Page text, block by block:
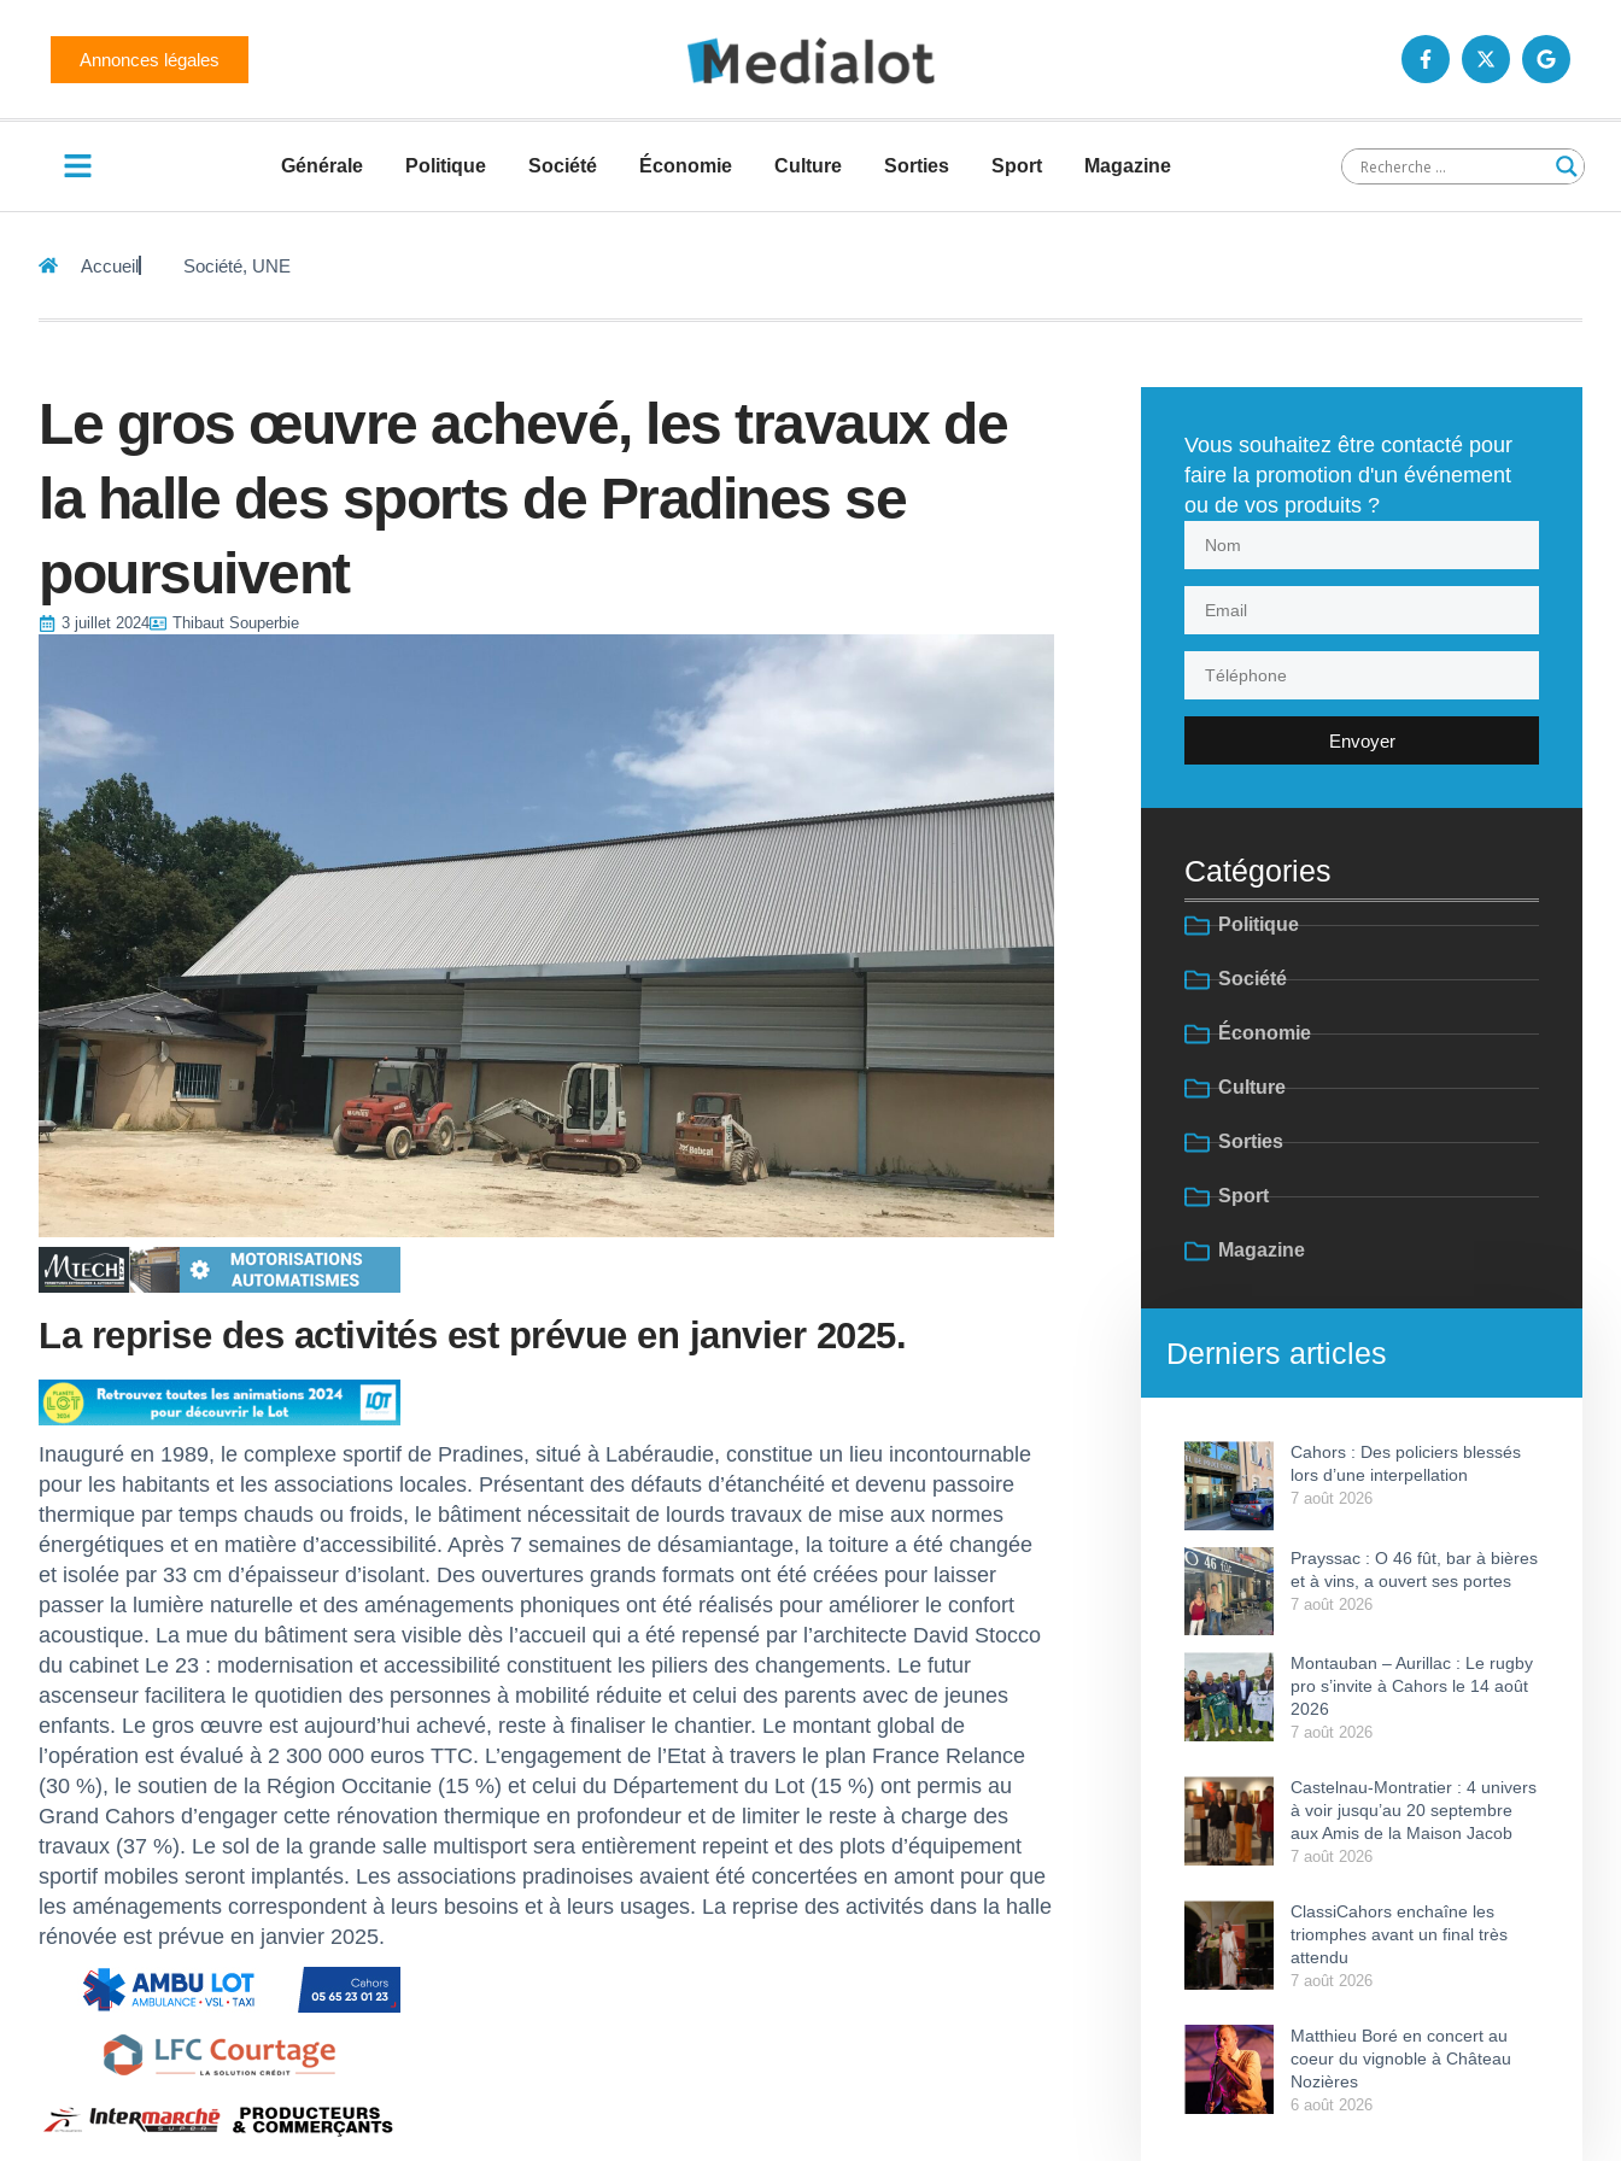
Annonces légales
Générale Politique Société Économie Culture Sorties Sport Magazine
Accueil Société, UNE
Le gros œuvre achevé, les travaux de
la halle des sports de Pradines se
poursuivent
3 juillet 2024 Thibaut Souperbie
La reprise des activités est prévue en janvier 2025.
Inauguré en 1989, le complexe sportif de Pradines, situé à Labéraudie, constitue un lieu incontournable
pour les habitants et les associations locales. Présentant des défauts d’étanchéité et devenu passoire
thermique par temps chauds ou froids, le bâtiment nécessitait de lourds travaux de mise aux normes
énergétiques et en matière d’accessibilité. Après 7 semaines de désamiantage, la toiture a été changée
et isolée par 33 cm d’épaisseur d’isolant. Des ouvertures grands formats ont été créées pour laisser
passer la lumière naturelle et des aménagements phoniques ont été réalisés pour améliorer le confort
acoustique. La mue du bâtiment sera visible dès l’accueil qui a été repensé par l’architecte David Stocco
du cabinet Le 23 : modernisation et accessibilité constituent les piliers des changements. Le futur
ascenseur facilitera le quotidien des personnes à mobilité réduite et celui des parents avec de jeunes
enfants. Le gros œuvre est aujourd’hui achevé, reste à finaliser le chantier. Le montant global de
l’opération est évalué à 2 300 000 euros TTC. L’engagement de l’Etat à travers le plan France Relance
(30 %), le soutien de la Région Occitanie (15 %) et celui du Département du Lot (15 %) ont permis au
Grand Cahors d’engager cette rénovation thermique en profondeur et de limiter le reste à charge des
travaux (37 %). Le sol de la grande salle multisport sera entièrement repeint et des plots d’équipement
sportif mobiles seront implantés. Les associations pradinoises avaient été concertées en amont pour que
les aménagements correspondent à leurs besoins et à leurs usages. La reprise des activités dans la halle
rénovée est prévue en janvier 2025.
Vous souhaitez être contacté pour
faire la promotion d'un événement
ou de vos produits ?
Envoyer
Catégories
Politique
Société
Économie
Culture
Sorties
Sport
Magazine
Derniers articles
Cahors : Des policiers blessés
lors d’une interpellation
7 août 2026
Prayssac : O 46 fût, bar à bières
et à vins, a ouvert ses portes
7 août 2026
Montauban – Aurillac : Le rugby
pro s’invite à Cahors le 14 août
2026
7 août 2026
Castelnau-Montratier : 4 univers
à voir jusqu’au 20 septembre
aux Amis de la Maison Jacob
7 août 2026
ClassiCahors enchaîne les
triomphes avant un final très
attendu
7 août 2026
Matthieu Boré en concert au
coeur du vignoble à Château
Nozières
6 août 2026